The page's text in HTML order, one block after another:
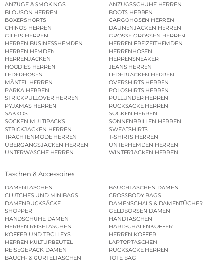
ANZÜGE & SMOKINGS
ANZUGSSCHUHE HERREN
BLOUSON HERREN
BOOTS HERREN
BOXERSHORTS
CARGOHOSEN HERREN
CHINOS HERREN
DAUNENJACKEN HERREN
GILETS HERREN
GROSSE GRÖSSEN HERREN
HERREN BUSINESSHEMDEN
HERREN FREIZEITHEMDEN
HERREN HEMDEN
HERRENHOSEN
HERRENJACKEN
HERRENSNEAKER
HOODIES HERREN
JEANS HERREN
LEDERHOSEN
LEDERJACKEN HERREN
MÄNTEL HERREN
OVERSHIRTS HERREN
PARKA HERREN
POLOSHIRTS HERREN
STRICKPULLOVER HERREN
PULLUNDER HERREN
PYJAMAS HERREN
RUCKSÄCKE HERREN
SAKKOS
SOCKEN HERREN
SOCKEN MULTIPACKS
SONNENBRILLEN HERREN
STRICKJACKEN HERREN
SWEATSHIRTS
TRACHTENMODE HERREN
T-SHIRTS HERREN
ÜBERGANGSJACKEN HERREN
UNTERHEMDEN HERREN
UNTERWÄSCHE HERREN
WINTERJACKEN HERREN
Taschen & Accessoires
DAMENTASCHEN
BAUCHTASCHEN DAMEN
CLUTCHES UND MINIBAGS
CROSSBODY BAGS
DAMENRUCKSÄCKE
DAMENSCHALS & DAMENTÜCHER
SHOPPER
GELDBÖRSEN DAMEN
HANDSCHUHE DAMEN
HANDTASCHEN
HERREN REISETASCHEN
HARTSCHALENKOFFER
KOFFER UND TROLLEYS
HERREN KOFFER
HERREN KULTURBEUTEL
LAPTOPTASCHEN
REISEGEPÄCK DAMEN
RUCKSÄCKE HERREN
BAUCH- & GÜRTELTASCHEN
TOTE BAG